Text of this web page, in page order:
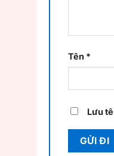
Tên *
Lưu